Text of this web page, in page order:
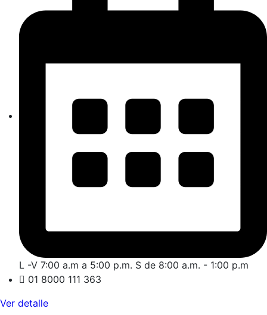
L -V 7:00 a.m a 5:00 p.m. S de 8:00 a.m. - 1:00 p.m
01 8000 111 363
Ver detalle